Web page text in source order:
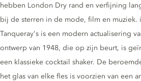
hebben London Dry rand en verfijning
bij de sterren in de mode, film en muziek.
Tanqueray's is een modern actualisering
ontwerp van 1948, die op zijn beurt, is
een klassieke cocktail shaker. De
het glas van elke fles is voorzien van een